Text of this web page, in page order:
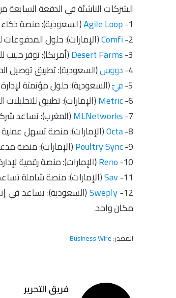
الشركات الناشئة في الدفعة السابعة من
Agile Loop-1 (السعودية): منصة ذكاء اصطناعي ذاتية التعلم تستمع إلى المستخدمين وتتعلم مهامهم.
2-
Comfi(الإمارات): حلول
Desert Farms-3 (أمريكا): توفر حليب للأطفال يحتوي على منافع حليب الإبل الغذائية.
4- دووس(السعودية): تطبيق توصيل
5- فيّ(السعودية): حلول مؤتمتة
6-
Metric(الإمارات): تطبيق
7-
(المغرب): تساعد
8-
Octa(الإمارات): منصة تسهل
9-
(الإمارات): منصة
10-
Reno(الإمارات): منصة رقمية
11-
Sav(الإمارات): منصة شاملة
12-
Sweply(السعودية): يساعد في
مكان واحد.
المصدر:Business Wire
فريق التحرير